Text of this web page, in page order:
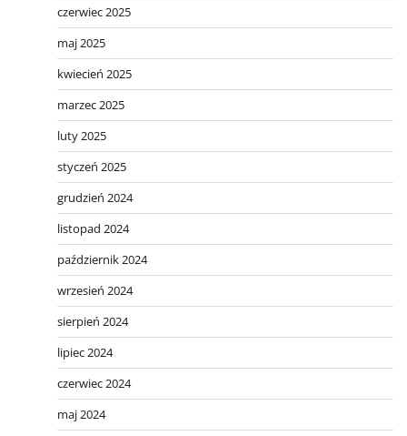
czerwiec 2025
maj 2025
kwiecień 2025
marzec 2025
luty 2025
styczeń 2025
grudzień 2024
listopad 2024
październik 2024
wrzesień 2024
sierpień 2024
lipiec 2024
czerwiec 2024
maj 2024